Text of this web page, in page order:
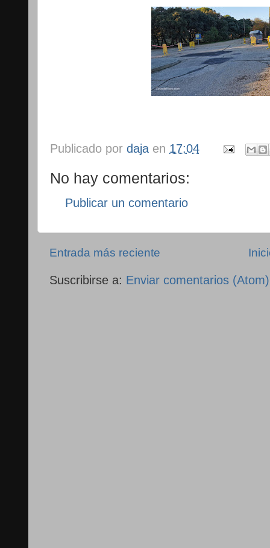
Publicado por daja en 17:04
No hay comentarios:
Publicar un comentario
Entrada más reciente
Suscribirse a: Enviar comentarios (Atom)